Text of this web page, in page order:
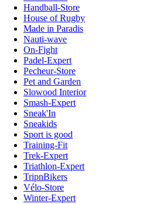
Handball-Store
House of Rugby
Made in Paradis
Nauti-wave
On-Fight
Padel-Expert
Pecheur-Store
Pet and Garden
Slowood Interior
Smash-Expert
Sneak'In
Sneakids
Sport is good
Training-Fit
Trek-Expert
Triathlon-Expert
TripnBikers
Vélo-Store
Winter-Expert